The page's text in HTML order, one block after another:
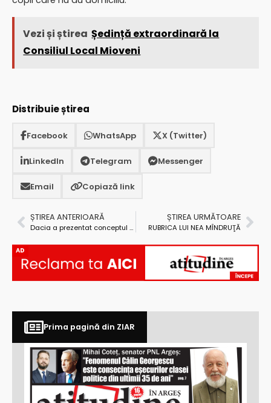
Vezi și știrea Ședință extraordinară la
Consiliul Local Mioveni
Distribuie știrea
Facebook WhatsApp X (Twitter)
LinkedIn Telegram Messenger
Email Copiază link
ȘTIREA ANTERIOARĂ
Dacia a prezentat conceptul superb al unei mașini de teren
ȘTIREA URMĂTOARE
RUBRICA LUI NEA MÎNDRUŢĂ
AD
Prima pagină din ZIAR